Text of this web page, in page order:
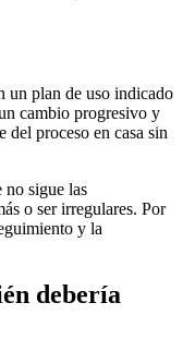
un plan de uso indicado
cambio progresivo y
del proceso en casa sin
no sigue las
o ser irregulares. Por
y la
debería